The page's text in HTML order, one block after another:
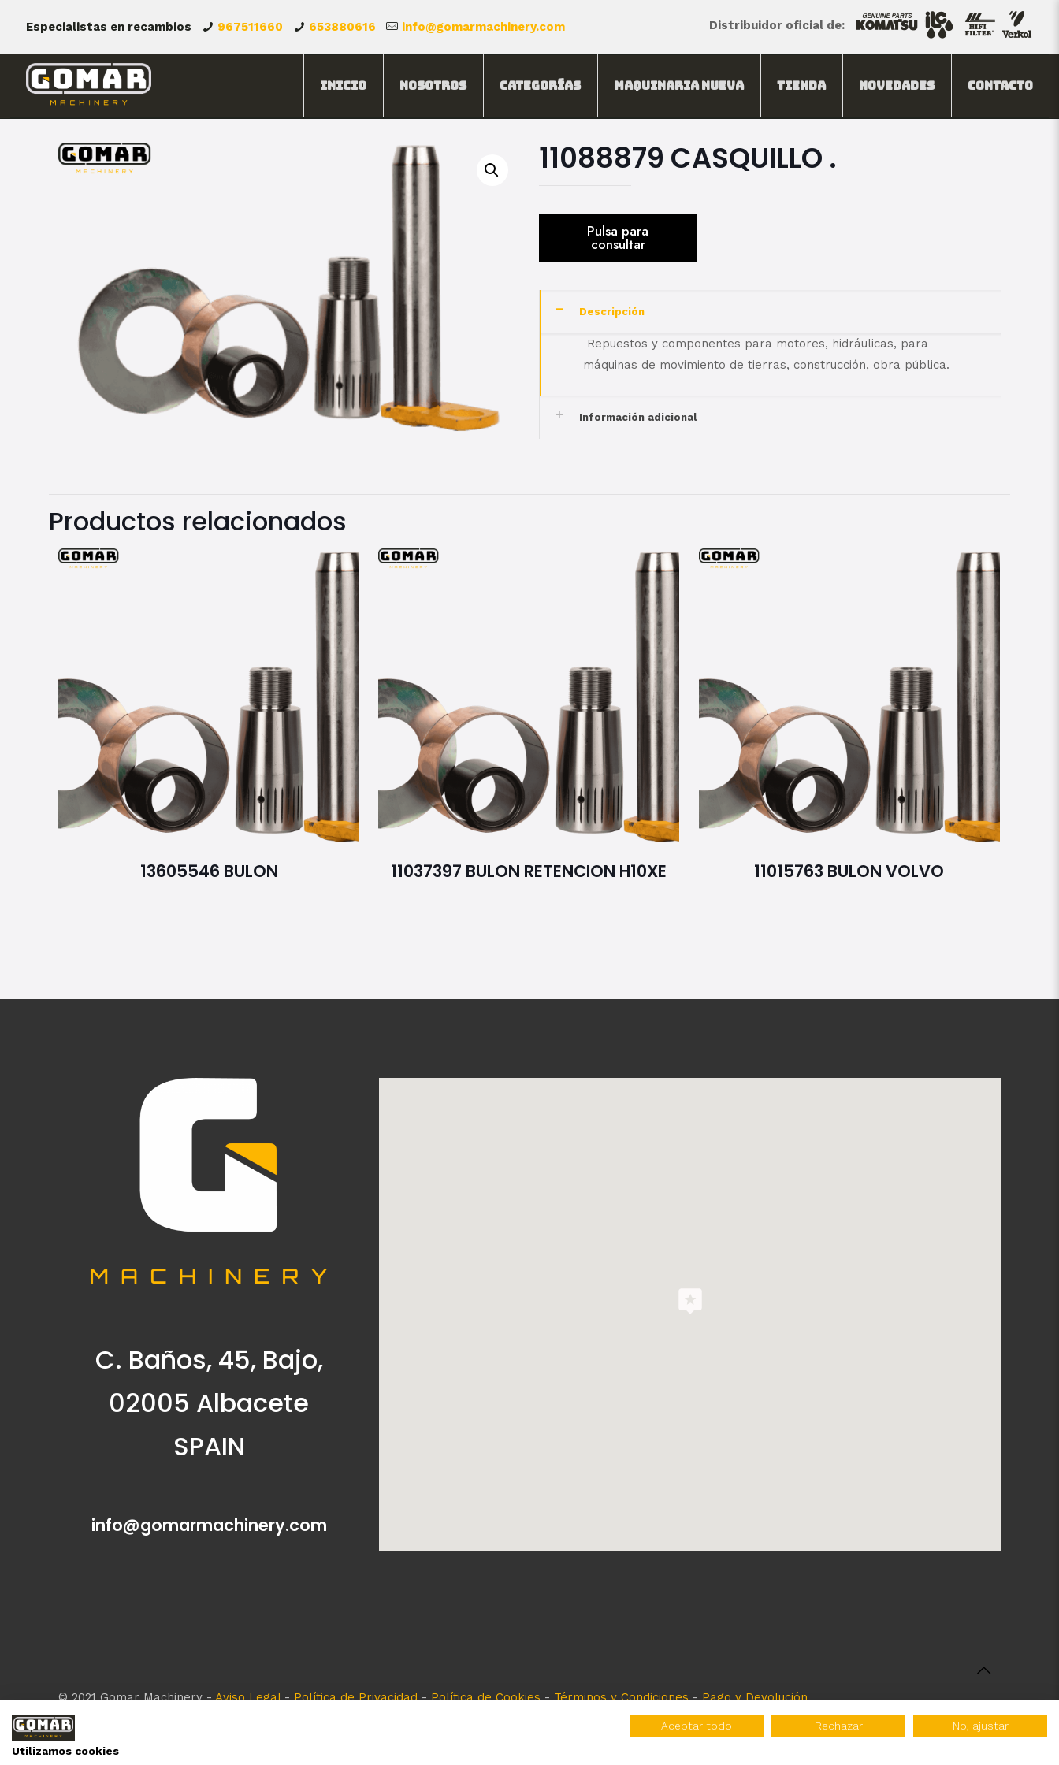
Especialistas en recambios 967511660 653880616 info@gomarmachinery.com Distribuidor oficial de:
Inicio Nosotros Categorías Maquinaria Nueva Tienda Novedades Contacto
11088879 CASQUILLO .
Descripción
Repuestos y componentes para motores, hidráulicas, para
máquinas de movimiento de tierras, construcción, obra pública.
Información adicional
Productos relacionados
13605546 BULON 11037397 BULON RETENCION H10XE 11015763 BULON VOLVO
C. Baños, 45, Bajo,
02005 Albacete
SPAIN
info@gomarmachinery.com
© 2021 Gomar Machinery -Aviso Legal-Política de Privacidad-Política de Cookies-Términos y Condiciones-Pago y Devolución
Todas las marcas aquí mencionadas son de simple referencia, es solo para especificar los productos que comercializamos y el servicio que brindamos. Nuestra
empresa respeta todos los derechos de marca reservados y registrados por cada fabricante sin tomarse ningún tipo de atribuciones no esatablecidas.
Utilizamos cookies
Aceptar todo Rechazar No, ajustar